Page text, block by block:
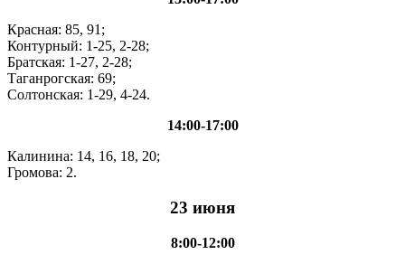
Красная: 85, 91;
Контурный: 1-25, 2-28;
Братская: 1-27, 2-28;
Таганрогская: 69;
Солтонская: 1-29, 4-24.
14:00-17:00
Калинина: 14, 16, 18, 20;
Громова: 2.
23 июня
8:00-12:00